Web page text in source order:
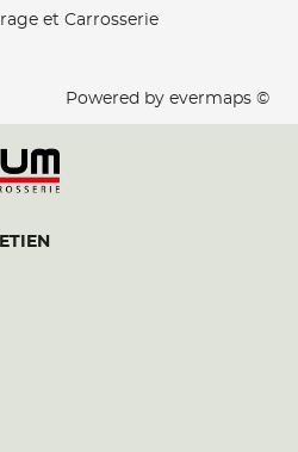
et Carrosserie
Powered by evermaps ©